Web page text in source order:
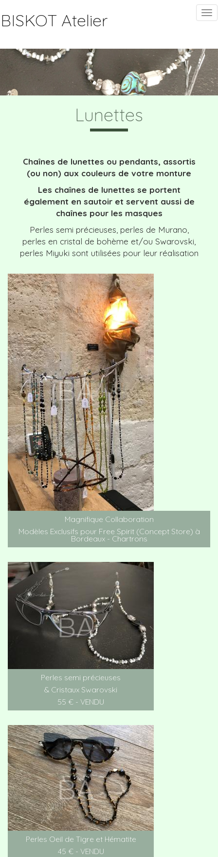
BISKOT Atelier
Lunettes
Chaînes de lunettes ou pendants, assortis
(ou non) aux couleurs de votre monture
Les chaînes de lunettes se portent
également en sautoir et servent aussi de
chaînes pour les masques
Perles semi précieuses, perles de Murano,
perles en cristal de bohème et/ou Swarovski,
perles Miyuki sont utilisées pour leur réalisation
Magnifique Collaboration
Modèles Exclusifs pour Free Spirit (Concept Store) à
Bordeaux - Chartrons
Perles semi précieuses
& Cristaux Swarovski
55 € - VENDU
Perles Oeil de Tigre et Hématite
45 € - VENDU